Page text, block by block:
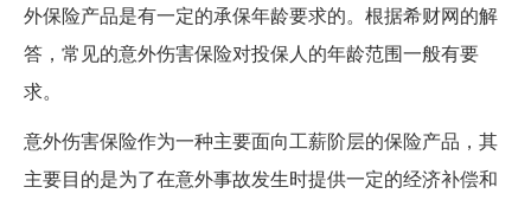
外保险产品是有一定的承保年龄要求的。根据希财网的解
答，常见的意外伤害保险对投保人的年龄范围一般有要
求。
意外伤害保险作为一种主要面向工薪阶层的保险产品，其
主要目的是为了在意外事故发生时提供一定的经济补偿和